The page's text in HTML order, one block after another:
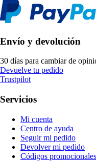
Envío y devolución
30 días para cambiar de
Devuelve tu pedido
Trustpilot
Servicios
Mi cuenta
Centro de ayuda
Seguir mi pedido
Devolver mi pedido
Códigos promocionales